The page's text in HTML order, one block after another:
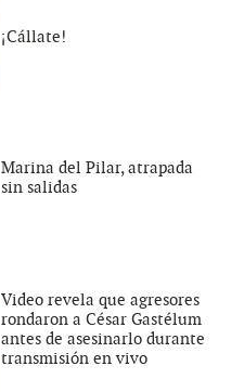
¡Cállate!
Marina del Pilar, atrapada
sin salidas
Video revela que agresores
rondaron a César Gastélum
antes de asesinarlo durante
transmisión en vivo